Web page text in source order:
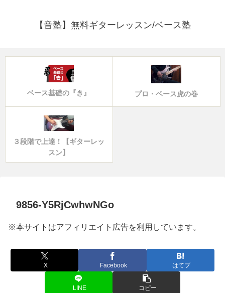
【音塾】無料ギターレッスン/ベース塾
ベース基礎の『き』 プロ・ベース虎の巻
３段階で上達！【ギターレッ
スン】
9856-Y5RjCwhwNGo
※本サイトはアフィリエイト広告を利用しています。
X Facebook はてブ
LINE コピー